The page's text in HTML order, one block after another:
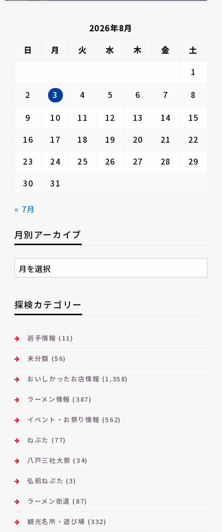
2026年8月
日
月 火 水 木 金
土
1
2
3 4 5 6 7
8
9
10 11 12 13 14
15
16
17 18 19 20 21
22
23
24 25 26 27 28
29
30
31
« 7月
月別アーカイブ
月
別
ー
カ
ブ
探検カテゴリー
岩手情報 (11)
未分類 (56)
おいしかったお店情報 (1,358)
ラーメン情報 (387)
イベント・お祭り情報 (562)
ねぶた (77)
八戸三社大祭 (34)
弘前ねぷた (3)
ラーメン街道 (87)
観光名所・遊び場 (332)